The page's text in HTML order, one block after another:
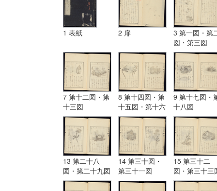
1 表紙 2 扉
3 第一図・第
図・第三図
7 第十二図・第
十三図
8 第十四図・第
十五図・第十六
図
9 第十七図・
十八図
13 第二十八
図・第二十九図
14 第三十図・
第三十一図
15 第三十二
図・第三十三